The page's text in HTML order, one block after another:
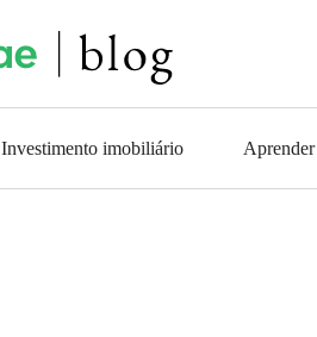
Investimento imobiliário Aprender